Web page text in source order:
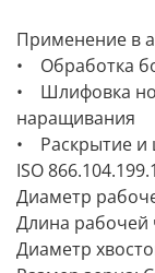
Применение в
• Обработка
• Шлифовка
наращивания
• Раскрытие и
ISO
Диаметр
Длина рабочей
Диаметр